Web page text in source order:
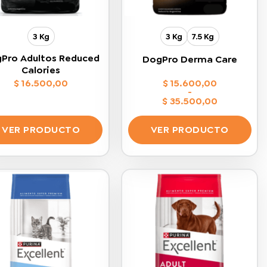
página
de
producto
la
página
de
producto
3 Kg
Adultos Reduced
Calories
$16.500,00
VER PRODUCTO
tiene
múltiples
Las
opciones
se
pueden
3 Kg 7.5 Kg
DogPro Derma Care
$15.600,00
-
$35.500,00
Rango
de
precios:
desde
$ 15.600,00
$ 35.500,00
VER PRODUCTO
tiene
múltiples
variantes.
Las
opciones
se
pueden